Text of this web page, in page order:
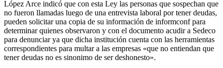
López Arce indicó que con esta Ley las personas que sospechan que
no fueron llamadas luego de una entrevista laboral por tener deudas,
pueden solicitar una copia de su información de informconf para
determinar quienes observaron y con el documento acudir a Sedeco
para denunciar ya que dicha institución cuenta con las herramientas
correspondientes para multar a las empresas «que no entiendan que
tener deudas no es sinonimo de ser deshonesto».